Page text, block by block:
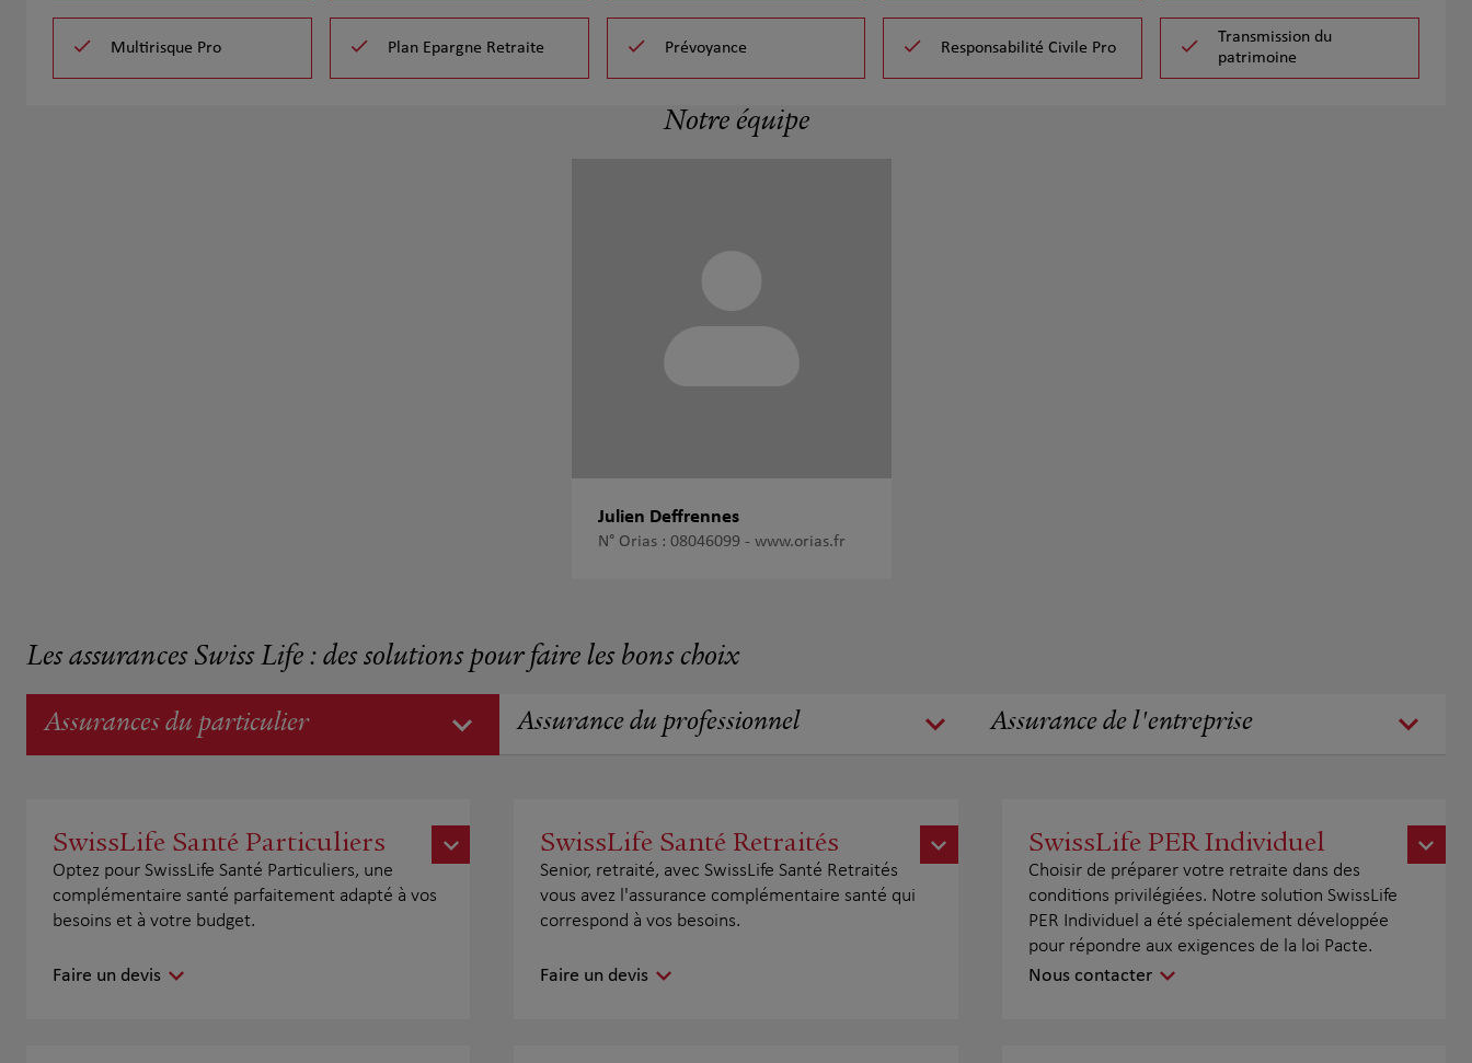
Multirisque Pro Plan Epargne Retraite Prévoyance Responsabilité Civile Pro
Transmission du
patrimoine
Notre équipe
Julien Deffrennes
N° Orias : 08046099 - www.orias.fr
Les assurances Swiss Life : des solutions pour faire les bons choix
Assurances du particulier Assurance du professionnel Assurance de l'entreprise
SwissLife Santé Particuliers
Optez pour SwissLife Santé Particuliers, une
complémentaire santé parfaitement adapté à vos
besoins et à votre budget.
Faire un devis
SwissLife Santé Retraités
Senior, retraité, avec SwissLife Santé Retraités
vous avez l'assurance complémentaire santé qui
correspond à vos besoins.
Faire un devis
SwissLife PER Individuel
Choisir de préparer votre retraite dans des
conditions privilégiées. Notre solution SwissLife
PER Individuel a été spécialement développée
pour répondre aux exigences de la loi Pacte.
Nous contacter